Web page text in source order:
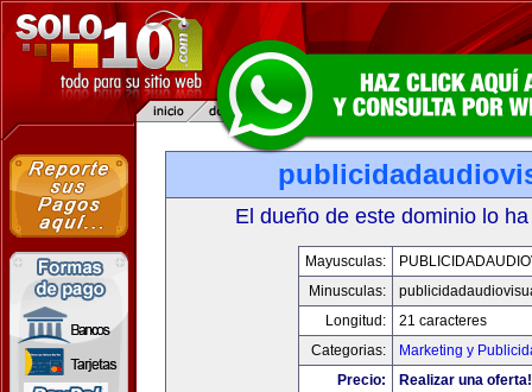
El dueño de este dominio lo
Mayusculas:
Minusculas:
Longitud:
21 caracteres
Categorias:
Marketing y
Precio:
Realizar una oferta!